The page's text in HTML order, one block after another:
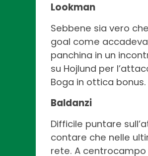
Lookman
Sebbene sia vero
goal come
panchina in un
su Hojlund per
Boga in ottica bonus.
Baldanzi
Difficile puntare
contare che nelle
rete. A